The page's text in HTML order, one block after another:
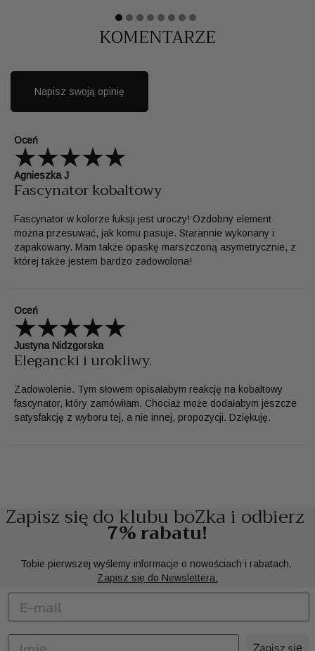
KOMENTARZE
Napisz swoją opinię
Oceń
Agnieszka J
Fascynator kobaltowy
Fascynator w kolorze fuksji jest uroczy! Ozdobny element
można przesuwać, jak komu pasuje. Starannie wykonany i
zapakowany. Mam także opaskę marszczoną asymetrycznie, z
której także jestem bardzo zadowolona!
Oceń
Justyna Nidzgorska
Elegancki i urokliwy.
Zadowolenie. Tym słowem opisałabym reakcję na kobaltowy
fascynator, który zamówiłam. Chociaż może dodałabym jeszcze
satysfakcję z wyboru tej, a nie innej, propozycji. Dziękuję.
Zapisz się do klubu boZka i odbierz
7% rabatu!
Tobie pierwszej wyślemy informacje o nowościach i rabatach.
Zapisz się do Newslettera.